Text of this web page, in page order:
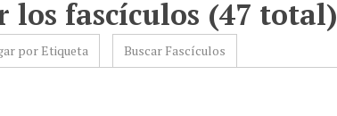
los fascículos (47 total)
por Etiqueta Buscar Fascículos